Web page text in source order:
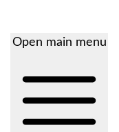
Open main menu